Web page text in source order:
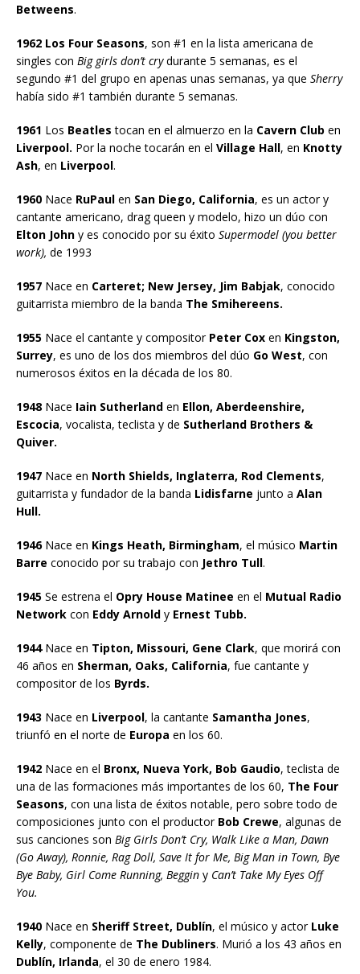
Betweens.
1962 Los Four Seasons, son #1 en la lista americana de
singles con Big girls don’t crydurante 5 semanas, es el
segundo #1 del grupo en apenas unas semanas, ya que Sherry
había sido #1 también durante 5 semanas.
1961 Los Beatles tocan en el almuerzo en la Cavern Club en
Liverpool. Por la noche tocarán en el Village Hall, en Knotty
Ash, en Liverpool.
1960 Nace RuPaul en San Diego, California, es un actor y
cantante americano, drag queen y modelo, hizo un dúo con
Elton John y es conocido por su éxito Supermodel (you better
work), de 1993
1957 Nace en Carteret; New Jersey, Jim Babjak, conocido
guitarrista miembro de la banda The Smihereens.
1955 Nace el cantante y compositor Peter Cox en Kingston,
Surrey, es uno de los dos miembros del dúo Go West, con
numerosos éxitos en la década de los 80.
1948 Nace Iain Sutherland en Ellon, Aberdeenshire,
Escocia, vocalista, teclista y de Sutherland Brothers &
Quiver.
1947 Nace en North Shields, Inglaterra, Rod Clements,
guitarrista y fundador de la banda Lidisfarne junto a Alan
Hull.
1946Nace en Kings Heath, Birmingham, el músico Martin
Barre conocido por su trabajo con Jethro Tull.
1945 Se estrena el Opry House Matinee en el Mutual Radio
Network con Eddy Arnold y Ernest Tubb.
1944Nace en Tipton, Missouri, Gene Clark, que morirá con
46 años en Sherman, Oaks, California, fue cantante y
compositor de los Byrds.
1943 Nace en Liverpool, la cantante Samantha Jones,
triunfó en el norte de Europa en los 60.
1942 Nace en el Bronx, Nueva York, Bob Gaudio, teclista de
una de las formaciones más importantes de los 60, The Four
Seasons, con una lista de éxitos notable, pero sobre todo de
composiciones junto con el productor Bob Crewe, algunas de
sus canciones son Big Girls Don’t Cry, Walk Like a Man, Dawn
(Go Away), Ronnie, Rag Doll, Save It for Me, Big Man in Town, Bye
Bye Baby, Girl Come Running, Beggin y Can’t Take My Eyes Off
You.
1940 Nace en Sheriff Street, Dublín, el músico y actor Luke
Kelly, componente de The Dubliners. Murió a los 43 años en
Dublín, Irlanda, el 30 de enero 1984.